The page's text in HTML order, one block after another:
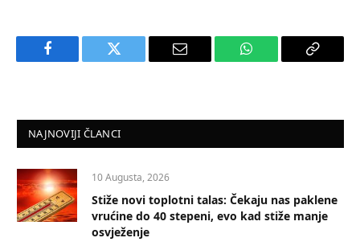
Facebook Twitter Email WhatsApp Copy
NAJNOVIJI ČLANCI
10 Augusta, 2026
Stiže novi toplotni talas: Čekaju nas paklene
vrućine do 40 stepeni, evo kad stiže manje
osvježenje